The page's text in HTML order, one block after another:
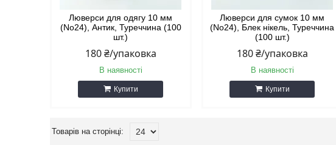
Люверси для одягу 10 мм
(No24), Антик, Туреччина (100
шт.)
180 ₴/упаковка
В наявності
Купити
Люверси для сумок 10 мм
(No24), Блек нікель, Туреччина
(100 шт.)
180 ₴/упаковка
В наявності
Купити